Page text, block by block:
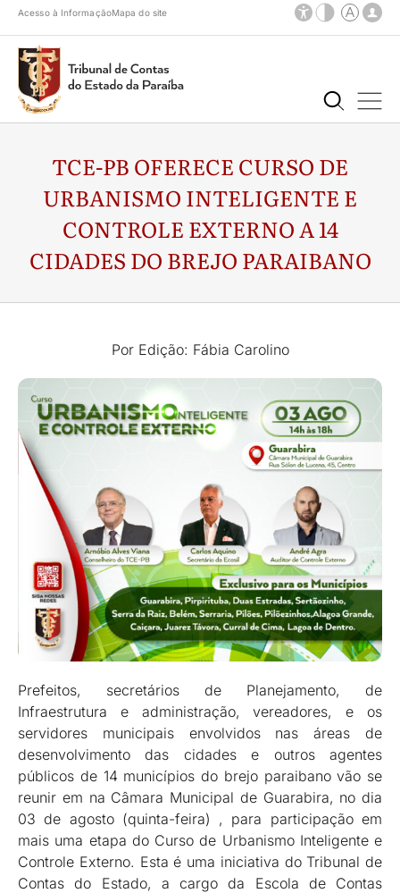
Acesso à InformaçãoMapa do site
TCE-PB OFERECE CURSO DE
URBANISMO INTELIGENTE E
CONTROLE EXTERNO A 14
CIDADES DO BREJO PARAIBANO
Por Edição: Fábia Carolino
Prefeitos, secretários de Planejamento, de
Infraestrutura e administração, vereadores, e os
servidores municipais envolvidos nas áreas de
desenvolvimento das cidades e outros agentes
públicos de 14 municípios do brejo paraibano vão se
reunir em na Câmara Municipal de Guarabira, no dia
03 de agosto (quinta-feira) , para participação em
mais uma etapa do Curso de Urbanismo Inteligente e
Controle Externo. Esta é uma iniciativa do Tribunal de
Contas do Estado, a cargo da Escola de Contas